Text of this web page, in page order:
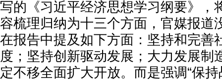
写的《习近平经济思想学习纲要》，
容梳理归纳为十三个方面，官媒报道
在报告中提及如下方面：坚持和完善
度；坚持创新驱动发展；大力发展制
定不移全面扩大开放。而是强调“保